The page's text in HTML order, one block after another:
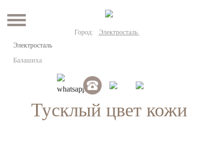
Город:
Электросталь
Электросталь
Балашиха
Тусклый цвет кожи